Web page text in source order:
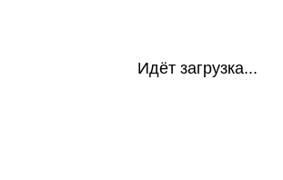
Идёт загрузка...